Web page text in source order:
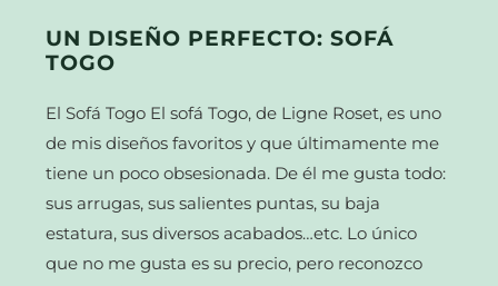
UN DISEÑO PERFECTO: SOFÁ
TOGO
El Sofá Togo El sofá Togo, de Ligne Roset, es uno
de mis diseños favoritos y que últimamente me
tiene un poco obsesionada. De él me gusta todo:
sus arrugas, sus salientes puntas, su baja
estatura, sus diversos acabados…etc. Lo único
que no me gusta es su precio, pero reconozco